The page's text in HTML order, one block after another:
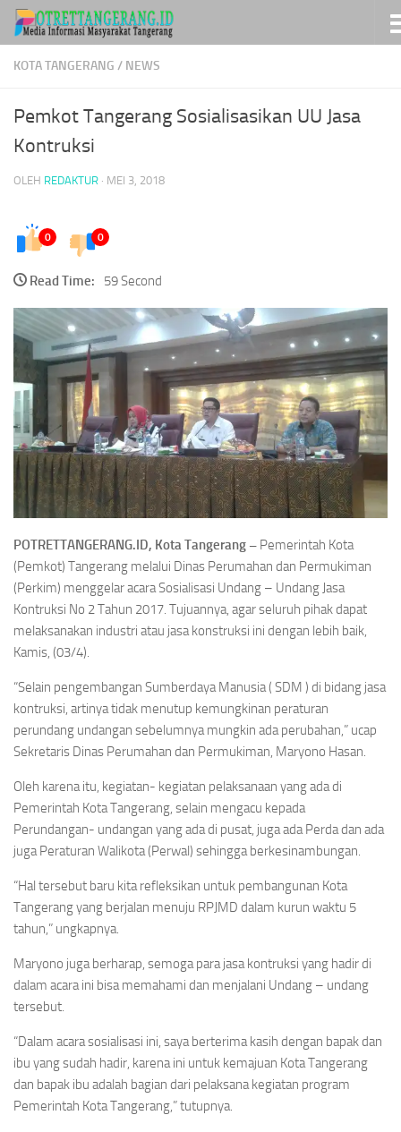
Skip to content
KOTA TANGERANG / NEWS
Pemkot Tangerang Sosialisasikan UU Jasa
Kontruksi
OLEH REDAKTUR · MEI 3, 2018
0 0
Read Time: 59 Second
POTRETTANGERANG.ID, Kota Tangerang – Pemerintah Kota
(Pemkot) Tangerang melalui Dinas Perumahan dan Permukiman
(Perkim) menggelar acara Sosialisasi Undang – Undang Jasa
Kontruksi No 2 Tahun 2017. Tujuannya, agar seluruh pihak dapat
melaksanakan industri atau jasa konstruksi ini dengan lebih baik,
Kamis, (03/4).
“Selain pengembangan Sumberdaya Manusia ( SDM ) di bidang jasa
kontruksi, artinya tidak menutup kemungkinan peraturan
perundang undangan sebelumnya mungkin ada perubahan,” ucap
Sekretaris Dinas Perumahan dan Permukiman, Maryono Hasan.
Oleh karena itu, kegiatan- kegiatan pelaksanaan yang ada di
Pemerintah Kota Tangerang, selain mengacu kepada
Perundangan- undangan yang ada di pusat, juga ada Perda dan ada
juga Peraturan Walikota (Perwal) sehingga berkesinambungan.
“Hal tersebut baru kita refleksikan untuk pembangunan Kota
Tangerang yang berjalan menuju RPJMD dalam kurun waktu 5
tahun,” ungkapnya.
Maryono juga berharap, semoga para jasa kontruksi yang hadir di
dalam acara ini bisa memahami dan menjalani Undang – undang
tersebut.
“Dalam acara sosialisasi ini, saya berterima kasih dengan bapak dan
ibu yang sudah hadir, karena ini untuk kemajuan Kota Tangerang
dan bapak ibu adalah bagian dari pelaksana kegiatan program
Pemerintah Kota Tangerang,” tutupnya.